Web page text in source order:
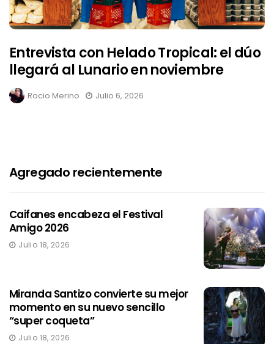
Entrevista con Helado Tropical: el dúo
llegará al Lunario en noviembre
Rocio Merino Julio 6, 2026
Agregado recientemente
Caifanes encabeza el Festival
Amigo 2026
Julio 18, 2026
Miranda Santizo convierte su mejor
momento en su nuevo sencillo
“super coqueta”
Julio 18, 2026